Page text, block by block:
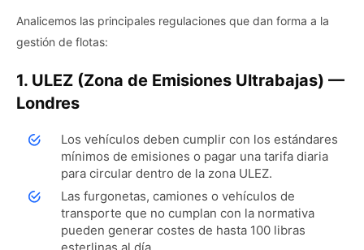
Analicemos las principales regulaciones que dan forma a la
gestión de flotas:
1. ULEZ (Zona de Emisiones Ultrabajas) —
Londres
Los vehículos deben cumplir con los estándares
mínimos de emisiones o pagar una tarifa diaria
para circular dentro de la zona ULEZ.
Las furgonetas, camiones o vehículos de
transporte que no cumplan con la normativa
pueden generar costes de hasta 100 libras